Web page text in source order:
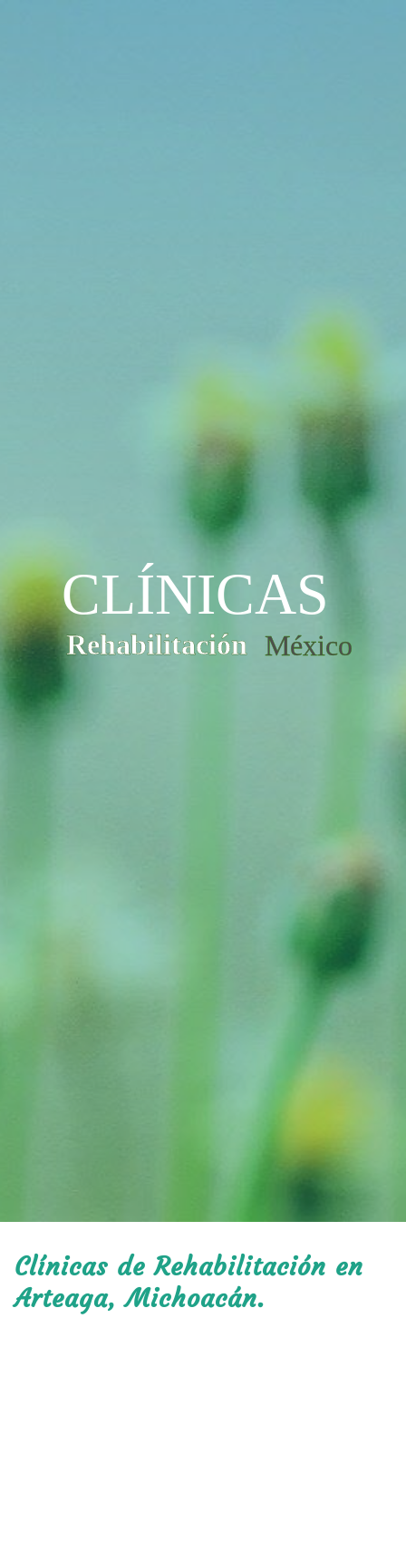
Clínicas de Rehabilitación en
Arteaga, Michoacán.